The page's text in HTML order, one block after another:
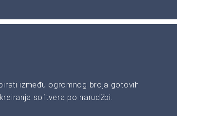
između ogromnog broja gotovih
softvera po narudžbi.